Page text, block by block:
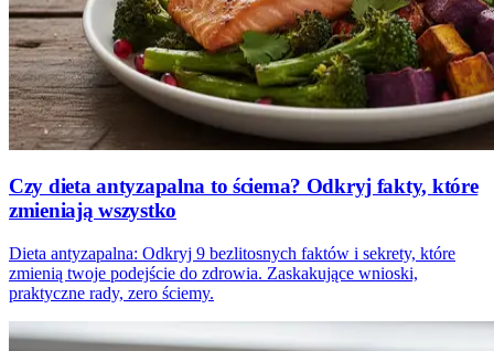
Czy dieta antyzapalna to ściema? Odkryj fakty, które
zmieniają wszystko
Dieta antyzapalna: Odkryj 9 bezlitosnych faktów i sekrety, które
zmienią twoje podejście do zdrowia. Zaskakujące wnioski,
praktyczne rady, zero ściemy.